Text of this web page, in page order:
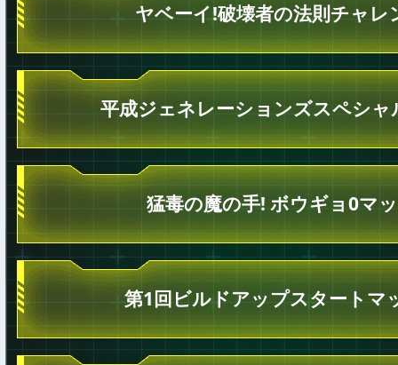
ヤベーイ!破壊者の法則チャレ
平成ジェネレーションズスペシャ
猛毒の魔の手! ボウギョ0マ
第1回ビルドアップスタートマ